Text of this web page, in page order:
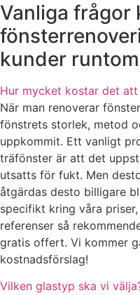
Vanliga frågor
kunder
Hur mycket kostar det
När man renoverar
fönstrets storlek, metod
uppkommit. Ett vanligt
träfönster är att det
utsatts för fukt. Men
åtgärdas desto billigare
specifikt kring våra
referenser så
gratis offert. Vi kommer
kostnadsförslag!
Vilken glastyp ska vi